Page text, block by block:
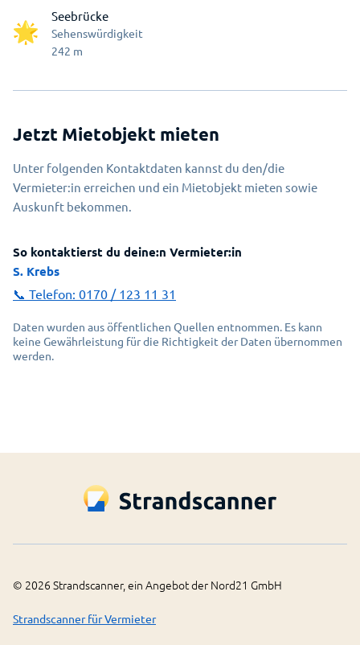
Seebrücke
Sehenswürdigkeit
242 m
Jetzt Mietobjekt mieten
Unter folgenden Kontaktdaten kannst du den/die
Vermieter:in erreichen und ein Mietobjekt mieten sowie
Auskunft bekommen.
So kontaktierst du deine:n Vermieter:in
S. Krebs
📞 Telefon: 0170 / 123 11 31
Daten wurden aus öffentlichen Quellen entnommen. Es kann
keine Gewährleistung für die Richtigkeit der Daten übernommen
werden.
© 2026 Strandscanner, ein Angebot der Nord21 GmbH
Strandscanner für Vermieter